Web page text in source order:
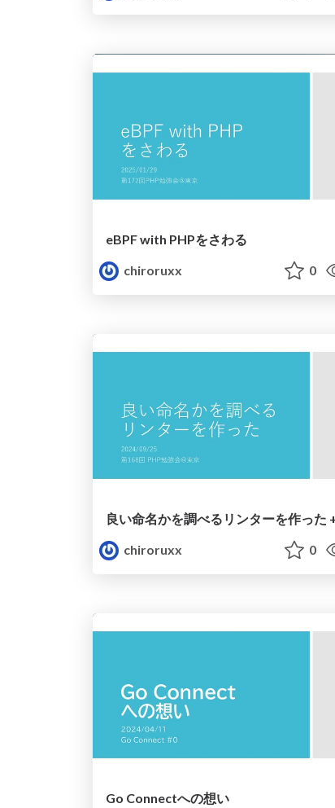
eBPF with PHPをさわる
chiroruxx
0
良い命名かを調べるリンターを作った
chiroruxx
0
Go Connectへの想い